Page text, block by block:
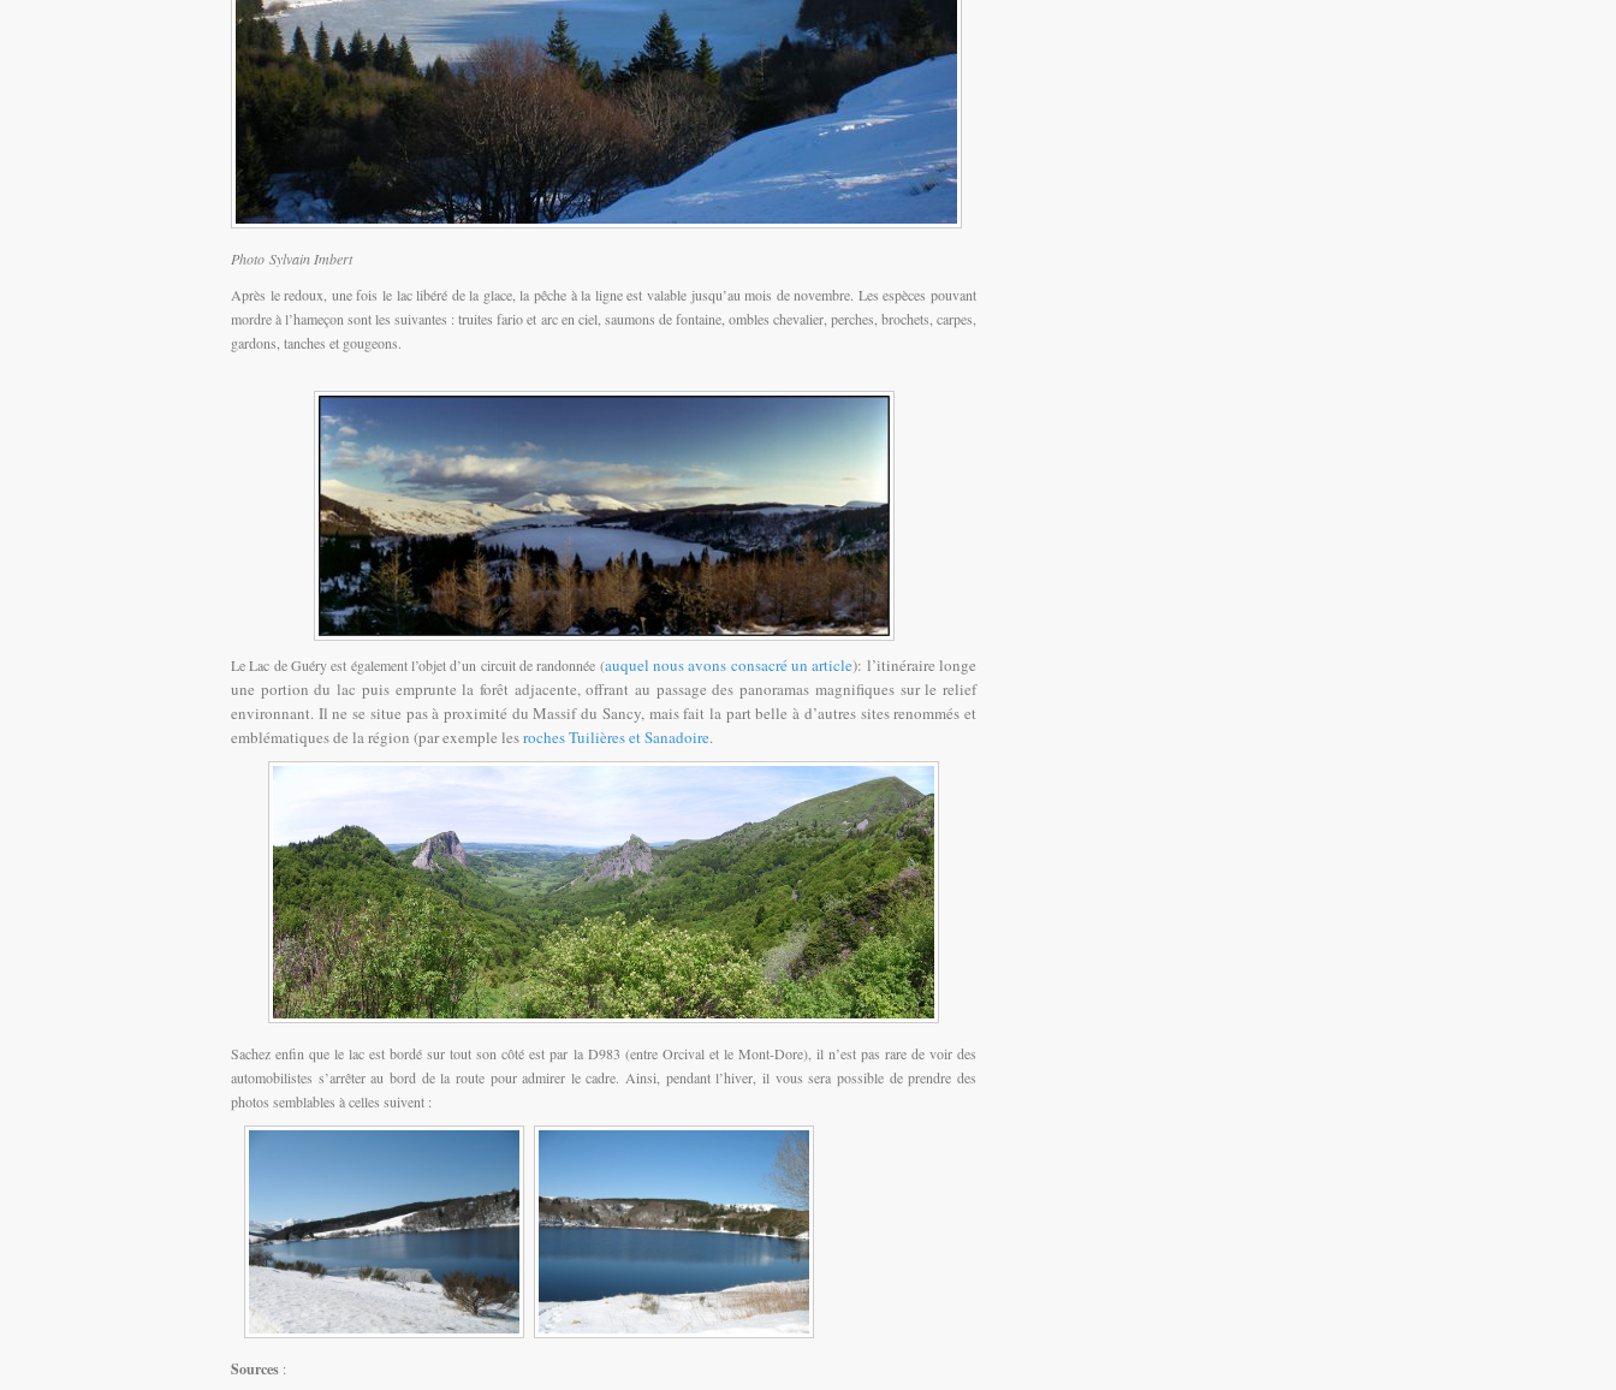
Photo Sylvain Imbert
Après le redoux, une fois le lac libéré de la glace, la pêche à la ligne est valable jusqu’au mois de novembre. Les espèces pouvant
mordre à l’hameçon sont les suivantes : truites fario et arc en ciel, saumons de fontaine, ombles chevalier, perches, brochets, carpes,
gardons, tanches et gougeons.
Le Lac de Guéry est également l’objet d’un circuit de randonnée (auquel nous avons consacré un article): l’itinéraire longe
une portion du lac puis emprunte la forêt adjacente, offrant au passage des panoramas magnifiques sur le relief
environnant. Il ne se situe pas à proximité du Massif du Sancy, mais fait la part belle à d’autres sites renommés et
emblématiques de la région (par exemple lesroches Tuilières et Sanadoire.
Sachez enfin que le lac est bordé sur tout son côté est par la D983 (entre Orcival et le Mont-Dore), il n’est pas rare de voir des
automobilistes s’arrêter au bord de la route pour admirer le cadre. Ainsi, pendant l’hiver, il vous sera possible de prendre des
photos semblables à celles suivent :
Sources :